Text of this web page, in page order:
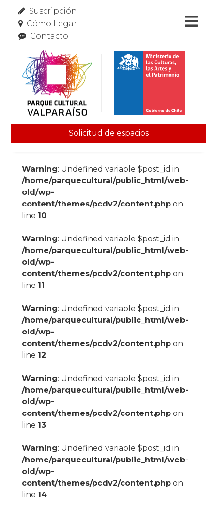
Suscripción
Cómo llegar
Contacto
Solicitud de espacios
Warning: Undefined variable $post_id in
/home/parquecultural/public_html/web-
old/wp-
content/themes/pcdv2/content.phpon
line 10
Warning: Undefined variable $post_id in
/home/parquecultural/public_html/web-
old/wp-
content/themes/pcdv2/content.phpon
line 11
Warning: Undefined variable $post_id in
/home/parquecultural/public_html/web-
old/wp-
content/themes/pcdv2/content.phpon
line 12
Warning: Undefined variable $post_id in
/home/parquecultural/public_html/web-
old/wp-
content/themes/pcdv2/content.phpon
line 13
Warning: Undefined variable $post_id in
/home/parquecultural/public_html/web-
old/wp-
content/themes/pcdv2/content.phpon
line 14